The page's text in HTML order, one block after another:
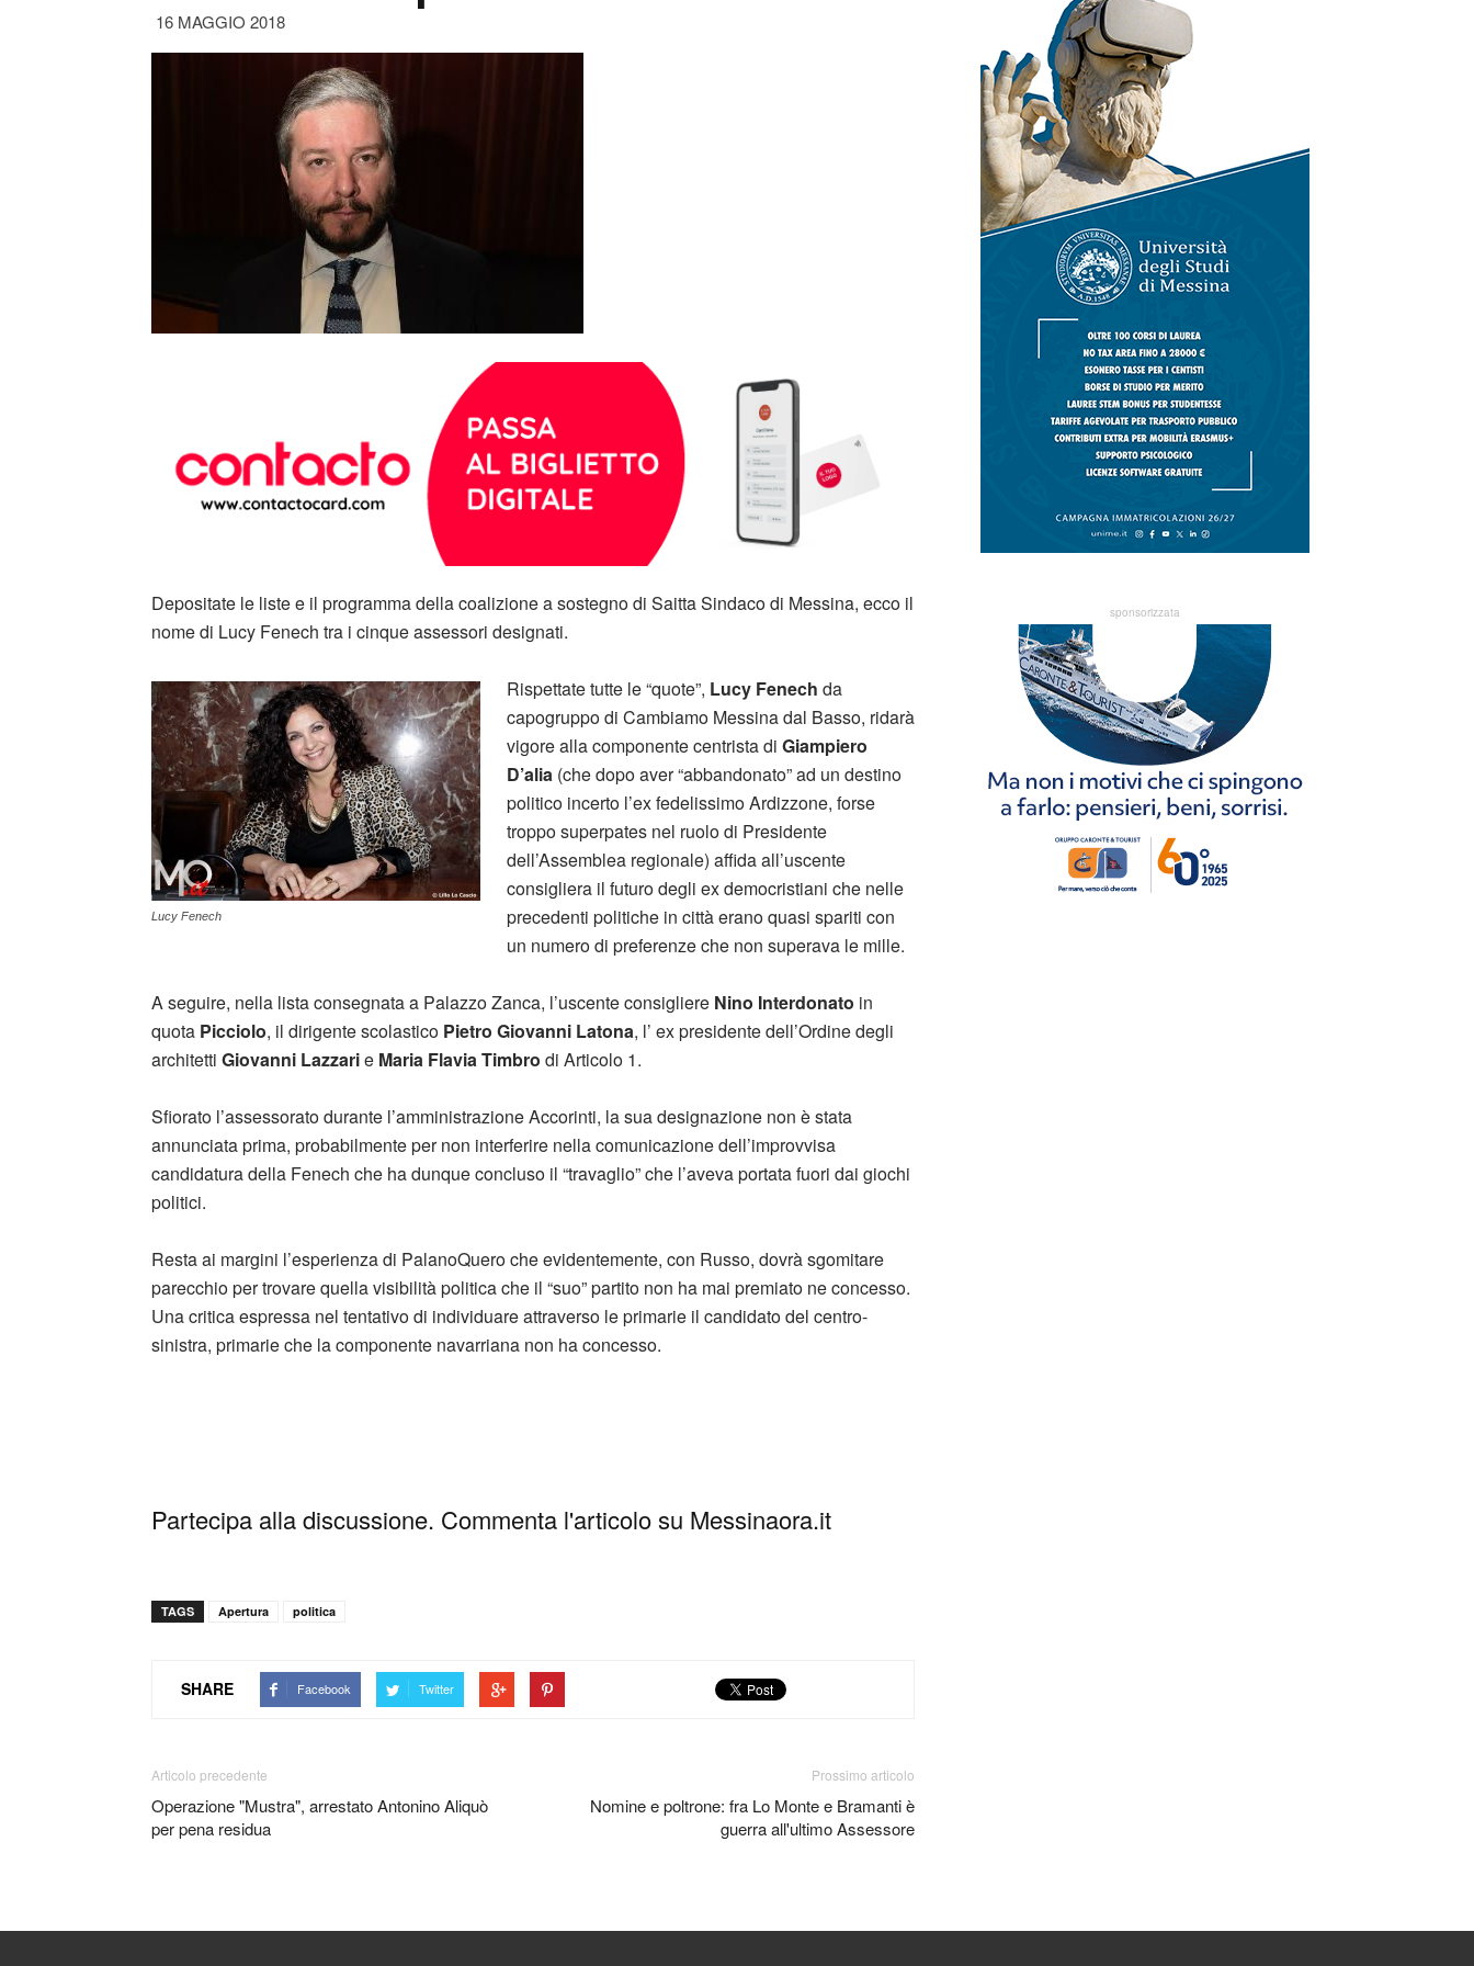
16 MAGGIO 2018
Depositate le liste e il programma della coalizione a sostegno di Saitta Sindaco di Messina, ecco il
nome di Lucy Fenech tra i cinque assessori designati.
Lucy Fenech
Rispettate tutte le “quote”, Lucy Fenech da
capogruppo di Cambiamo Messina dal Basso, ridarà
vigore alla componente centrista di Giampiero
D’alia (che dopo aver “abbandonato” ad un destino
politico incerto l’ex fedelissimo Ardizzone, forse
troppo superpates nel ruolo di Presidente
dell’Assemblea regionale) affida all’uscente
consigliera il futuro degli ex democristiani che nelle
precedenti politiche in città erano quasi spariti con
un numero di preferenze che non superava le mille.
A seguire, nella lista consegnata a Palazzo Zanca, l’uscente consigliere Nino Interdonato in
quota Picciolo, il dirigente scolastico Pietro Giovanni Latona, l’ ex presidente dell’Ordine degli
architetti Giovanni Lazzarie Maria Flavia Timbro di Articolo 1.
Sfiorato l’assessorato durante l’amministrazione Accorinti, la sua designazione non è stata
annunciata prima, probabilmente per non interferire nella comunicazione dell’improvvisa
candidatura della Fenech che ha dunque concluso il “travaglio” che l’aveva portata fuori dai giochi
politici.
Resta ai margini l’esperienza di PalanoQuero che evidentemente, con Russo, dovrà sgomitare
parecchio per trovare quella visibilità politica che il “suo” partito non ha mai premiato ne concesso.
Una critica espressa nel tentativo di individuare attraverso le primarie il candidato del centro-
sinistra, primarie che la componente navarriana non ha concesso.
Partecipa alla discussione. Commenta l'articolo su Messinaora.it
TAGS Apertura politica
SHARE Facebook Twitter
Articolo precedente
Operazione "Mustra", arrestato Antonino Aliquò
per pena residua
Prossimo articolo
Nomine e poltrone: fra Lo Monte e Bramanti è
guerra all'ultimo Assessore
sponsorizzata